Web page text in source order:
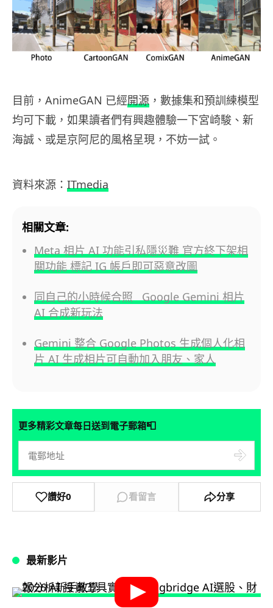
目前，AnimeGAN 已經開源 ，數據集和預訓練模型
均可下載，如果讀者們有興趣體驗一下宮崎駿、新
海誠、或是京阿尼的風格呈現，不妨一試。
資料來源： ITmedia
相關文章:
Meta 相片 AI 功能引私隱災難 官方終下架相
關功能 標記 IG 帳戶即可惡意改圖
同自己的小時候合照 Google Gemini 相片
AI 合成新玩法
Gemini 整合 Google Photos 生成個人化相
片 AI 生成相片可自動加入朋友、家人
更多精彩文章每日送到電子郵箱📮
讚好0 看留言 分享
最新影片